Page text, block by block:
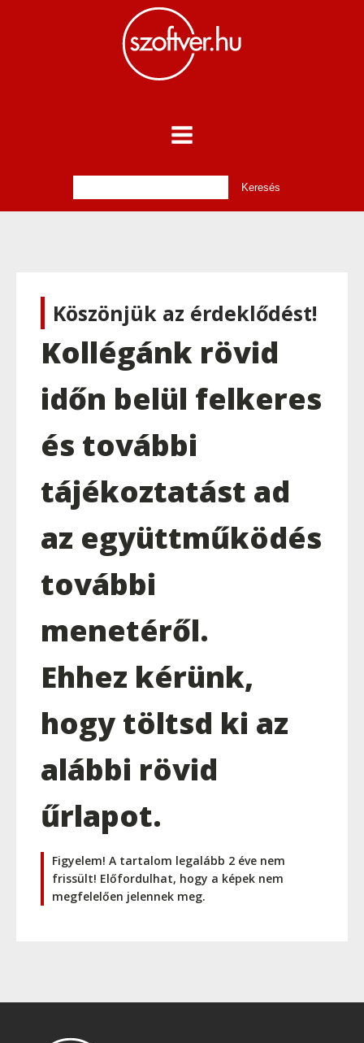
Köszönjük az érdeklődést!
Kollégánk rövid
időn belül felkeres
és további
tájékoztatást ad
az együttműködés
további
menetéről.
Ehhez kérünk,
hogy töltsd ki az
alábbi rövid
űrlapot.
Figyelem! A tartalom legalább 2 éve nem
frissült! Előfordulhat, hogy a képek nem
megfelelően jelennek meg.